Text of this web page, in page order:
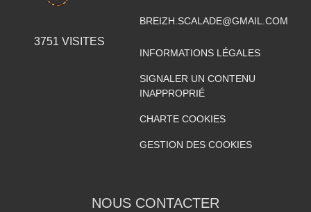
3751 VISITES
BREIZH.SCALADE@GMAIL.COM
INFORMATIONS LÉGALES
SIGNALER UN CONTENU
INAPPROPRIÉ
CHARTE COOKIES
GESTION DES COOKIES
NOUS CONTACTER